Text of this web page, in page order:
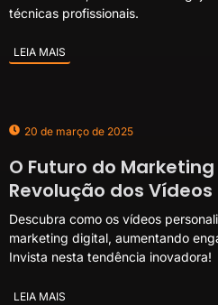
técnicas profissionais.
LEIA MAIS
20 de março de 2025
O Futuro do
Revolução dos
Descubra como os vídeos
marketing digital, aumentando
Invista nesta tendência inovadora!
LEIA MAIS